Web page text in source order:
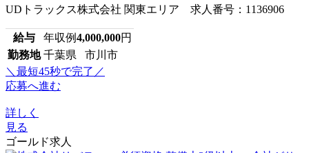
UDトラックス株式会社 関東エリア 求人番号：1136906
給与 年収例4,000,000円
勤務地 千葉県 市川市
＼最短45秒で完了／
応募へ進む
詳しく
見る
ゴールド求人